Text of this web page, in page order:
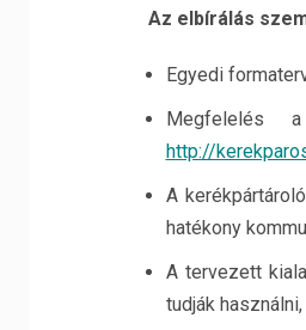
Az elbírálás
Egyedi
Megfelelés
http://
A
hatékony
A tervezett
tudják